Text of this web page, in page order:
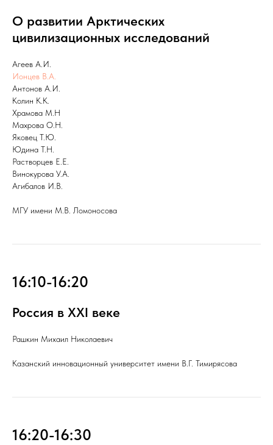
О развитии Арктических
цивилизационных исследований
Агеев А.И.
Ионцев В.А.
Антонов А.И.
Колин К.К.
Храмова М.Н
Махрова О.Н.
Яковец Т.Ю.
Юдина Т.Н.
Растворцев Е.Е.
Винокурова У.А.
Агибалов И.В.
МГУ имени М.В. Ломоносова
16:10-16:20
Россия в XXI веке
Рашкин Михаил Николаевич
Казанский инновационный университет имени В.Г. Тимирясова
16:20-16:30